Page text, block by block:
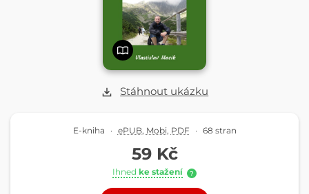
Stáhnout ukázku
E-kniha · ePUB, Mobi PDF · 68 stran
59 Kč
Ihned ke stažení ?